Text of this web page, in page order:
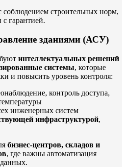
строительных норм,
гарантией.
зданиями (АСУ)
интеллектуальных решений
системы, которые
и повысить уровень контроля:
контроль доступа,
инженерных систем
инфраструктурой,
бизнес-центров, складов и
, где важны автоматизация